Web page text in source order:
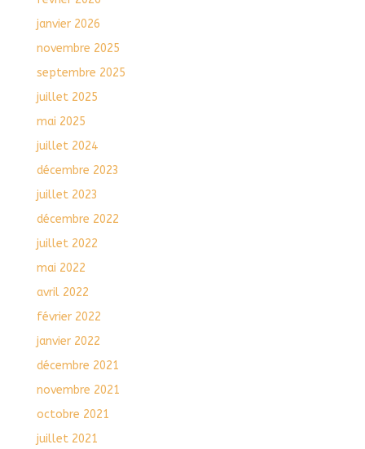
janvier 2026
novembre 2025
septembre 2025
juillet 2025
mai 2025
juillet 2024
décembre 2023
juillet 2023
décembre 2022
juillet 2022
mai 2022
avril 2022
février 2022
janvier 2022
décembre 2021
novembre 2021
octobre 2021
juillet 2021